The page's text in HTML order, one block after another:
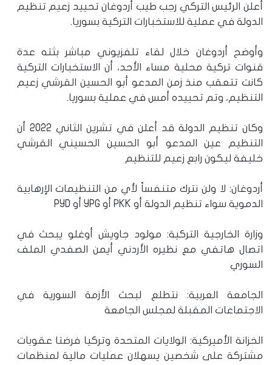
أعلن الرئيس التركي رجب طيب أردوغان تحييد زعيم تنظيم
الدولة في عملية للاستخبارات التركية بسوريا.
وأوضح أردوغان خلال لقاء تلفزيوني مباشر بثته عدة
قنوات تركية محلية مساء الأحد، أن الاستخبارات التركية
كانت تتعقب منذ زمن المدعو أبو الحسين القرشي زعيم
التنظيم، وتم تحييده أمس في عملية بسوريا.
وكان تنظيم الدولة قد أعلن في تشرين الثاني 2022 أن
التنظيم عين المدعو أبو الحسين الحسيني القرشي
خليفة ليكون رابع زعيم للتنظيم
أردوغان: لا ولن نترك متنفساً لأي من التنظيمات الإرهابية
الدموية سواء تنظيم الدولة أو PKK أو YPG أو PYD
وزارة الخارجية التركية: مولود جاويش أوغلو يبحث في
اتصال هاتفي مع نظيره الأردني أيمن الصفدي الملف
السوري
الجامعة العربية: نتطلع لبحث الأزمة السورية في
الاجتماعات المقبلة لمجلس الجامعة
الخزانة الأميركية: الولايات المتحدة وتركيا فرضتا عقوبات
مشتركة على شخصين يسهلان عمليات مالية لمنظمات